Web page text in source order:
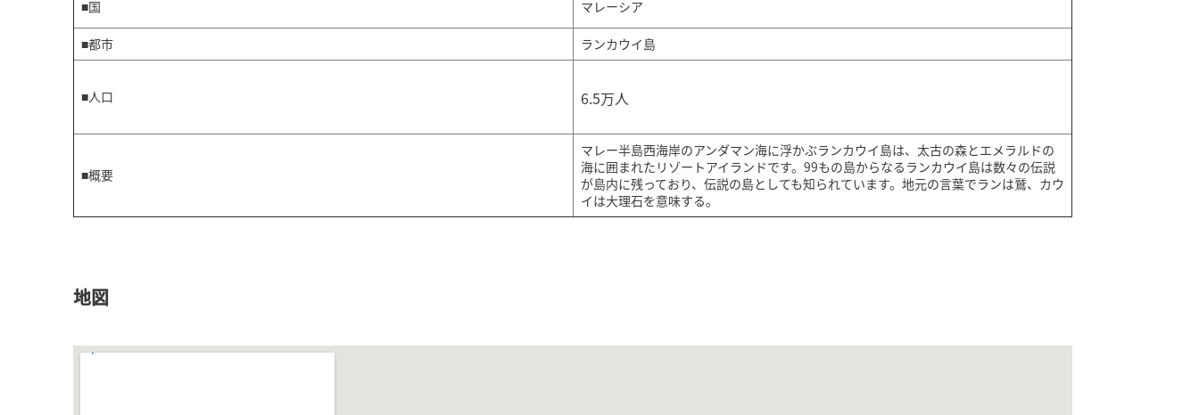
■国 マレーシア
■都市 ランカウイ島
■人口 6.5万人
■概要
マレー半島西海岸のアンダマン海に浮かぶランカウイ島は、太古の森とエメラルドの
海に囲まれたリゾートアイランドです。99もの島からなるランカウイ島は数々の伝説
が島内に残っており、伝説の島としても知られています。地元の言葉でランは鷲、カウ
イは大理石を意味する。
地図